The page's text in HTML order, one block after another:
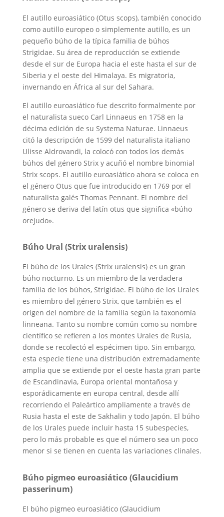
El autillo euroasiático (Otus scops), también conocido
como autillo europeo o simplemente autillo, es un
pequeño búho de la típica familia de búhos
Strigidae. Su área de reproducción se extiende
desde el sur de Europa hacia el este hasta el sur de
Siberia y el oeste del Himalaya. Es migratoria,
invernando en África al sur del Sahara.
El autillo euroasiático fue descrito formalmente por
el naturalista sueco Carl Linnaeus en 1758 en la
décima edición de su Systema Naturae. Linnaeus
citó la descripción de 1599 del naturalista italiano
Ulisse Aldrovandi, la colocó con todos los demás
búhos del género Strix y acuñó el nombre binomial
Strix scops. El autillo euroasiático ahora se coloca en
el género Otus que fue introducido en 1769 por el
naturalista galés Thomas Pennant. El nombre del
género se deriva del latín otus que significa «búho
orejudo».
Búho Ural (Strix uralensis)
El búho de los Urales (Strix uralensis) es un gran
búho nocturno. Es un miembro de la verdadera
familia de los búhos, Strigidae. El búho de los Urales
es miembro del género Strix, que también es el
origen del nombre de la familia según la taxonomía
linneana. Tanto su nombre común como su nombre
científico se refieren a los montes Urales de Rusia,
donde se recolectó el espécimen tipo. Sin embargo,
esta especie tiene una distribución extremadamente
amplia que se extiende por el oeste hasta gran parte
de Escandinavia, Europa oriental montañosa y
esporádicamente en europa central, desde allí
recorriendo el Paleártico ampliamente a través de
Rusia hasta el este de Sakhalin y todo Japón. El búho
de los Urales puede incluir hasta 15 subespecies,
pero lo más probable es que el número sea un poco
menor si se tienen en cuenta las variaciones clinales.
Búho pigmeo euroasiático (Glaucidium
passerinum)
El búho pigmeo euroasiático (Glaucidium